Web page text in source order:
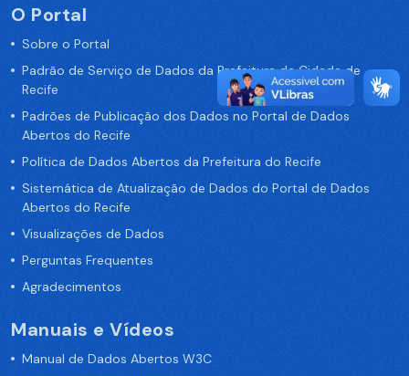
O Portal
Sobre o Portal
Padrão de Serviço de Dados da Prefeitura da Cidade de
Recife
Padrões de Publicação dos Dados no Portal de Dados
Abertos do Recife
Política de Dados Abertos da Prefeitura do Recife
Sistemática de Atualização de Dados do Portal de Dados
Abertos do Recife
Visualizações de Dados
Perguntas Frequentes
Agradecimentos
Manuais e Vídeos
Manual de Dados Abertos W3C